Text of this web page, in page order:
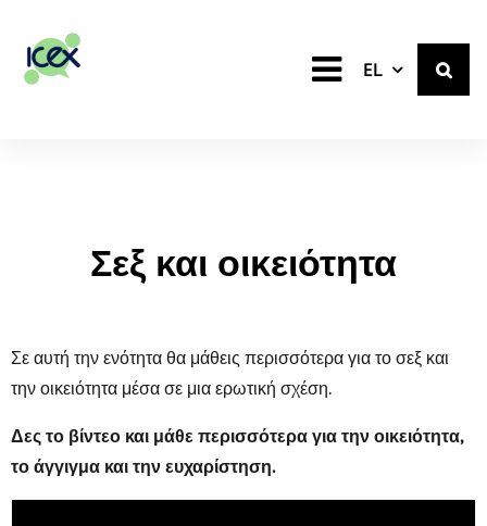
EL Greek
Σεξ και οικειότητα
Σε αυτή την ενότητα θα μάθεις περισσότερα για το σεξ και
την οικειότητα μέσα σε μια ερωτική σχέση.
Δες το βίντεο και μάθε περισσότερα για την οικειότητα,
το άγγιγμα και την ευχαρίστηση.